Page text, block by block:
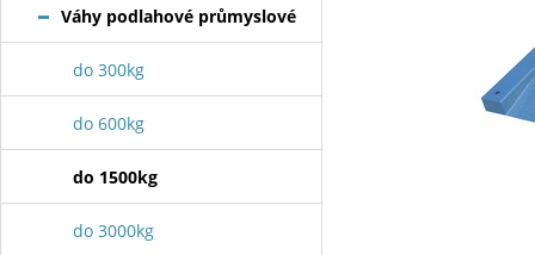
Váhy podlahové průmyslové
do 300kg
do 600kg
do 1500kg
do 3000kg